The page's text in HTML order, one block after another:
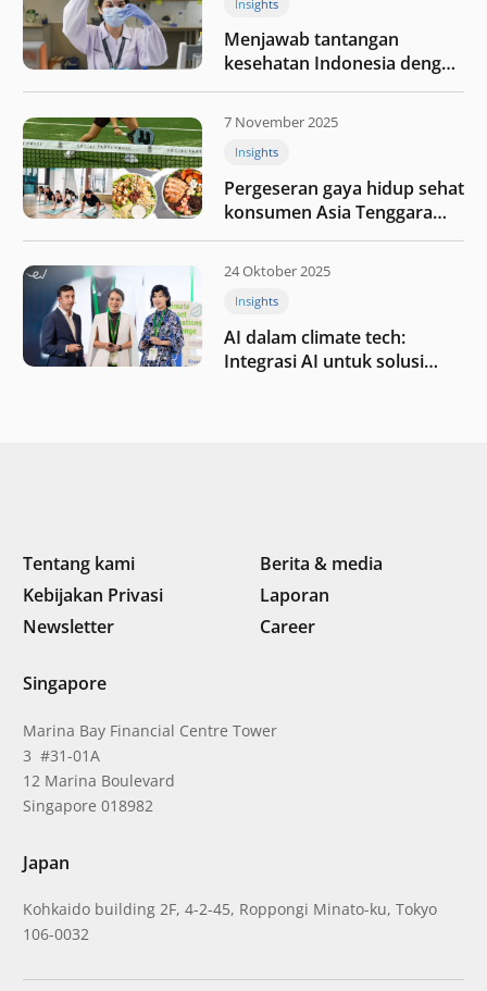
Insights
Menjawab tantangan
kesehatan Indonesia dengan
berinvestasi di teknologi
kesehatan
7 November 2025
Insights
Pergeseran gaya hidup sehat
konsumen Asia Tenggara
pada tahun 2025
24 Oktober 2025
Insights
AI dalam climate tech:
Integrasi AI untuk solusi
Tentang kami
Berita & media
Kebijakan Privasi
Laporan
Newsletter
Career
Singapore
Marina Bay Financial Centre Tower
3 #31-01A
12 Marina Boulevard
Singapore 018982
Japan
Kohkaido building 2F, 4-2-45, Roppongi Minato-ku, Tokyo
106-0032